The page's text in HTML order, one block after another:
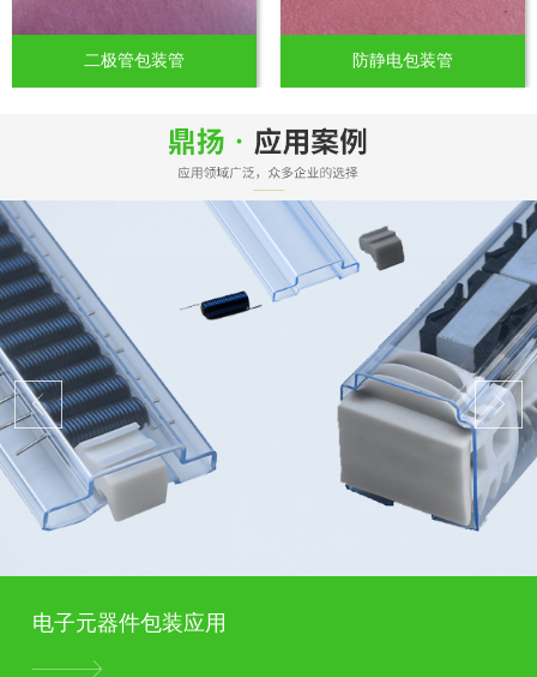
二极管包装管 防静电包装管
电子元器件包装应用